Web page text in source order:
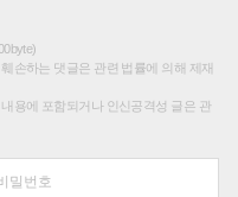
손하는 댓글은 관련 법률에 의해 제재
용에 포함되거나 인신공격성 글은 관